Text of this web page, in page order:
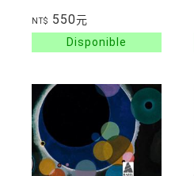
NT$ 550元